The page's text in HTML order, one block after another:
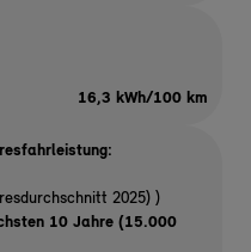
16,3 kWh/100 km
2025) )
10 Jahre (15.000